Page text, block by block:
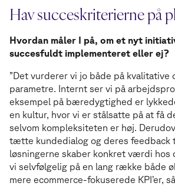
Hav succeskriterierne på
Hvordan måler I på, om et nyt
succesfuldt implementeret eller ej?
”Det vurderer vi jo både på kvalitative
parametre. Internt ser vi på
eksempel på bæredygtighed er
en kultur, hvor vi er stålsatte på at få
selvom kompleksiteten er høj.
tætte kundedialog og deres feedback
løsningerne skaber konkret værdi hos
vi selvfølgelig på en lang række både
mere ecommerce-fokuserede KPI’er,